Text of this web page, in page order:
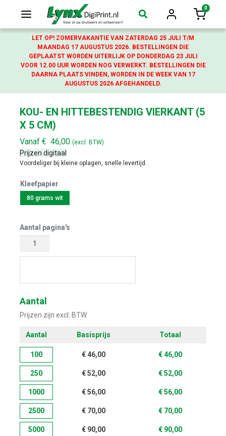
Login
0
LET OP! ZOMERVAKANTIE VAN ZATERDAG 25 JULI T/M
MAANDAG 17 AUGUSTUS 2026. BESTELLINGEN DIE
GEPLAATST WORDEN UITERLIJK OP DONDERDAG 23 JULI
VOOR 12.00 UUR WORDEN NOG VERWERKT. BESTELLINGEN DIE
DAARNA PLAATS VINDEN, WORDEN IN DE WEEK VAN 17
AUGUSTUS 2026 AFGEHANDELD.
KOU- EN HITTEBESTENDIG VIERKANT (5
X 5 CM)
Vanaf € 46,00 (excl. BTW)
Prijzen digitaal
Voordeliger bij kleine oplagen, snelle levertijd.
Kleefpapier
80 grams wit
Aantal pagina's
Aantal
Prijzen zijn excl. BTW
Aantal Basisprijs Totaal
100 € 46,00 € 46,00
250 € 52,00 € 52,00
1000 € 56,00 € 56,00
2500 € 70,00 € 70,00
5000 € 90,00 € 90,00